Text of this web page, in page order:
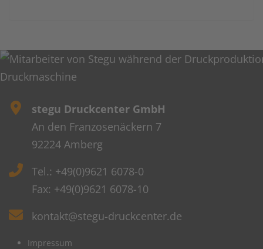
stegu Druckcenter GmbH
An den Franzosenäckern 7
92224 Amberg
Tel.: +49(0)9621 6078-0
Fax: +49(0)9621 6078-10
kontakt@stegu-druckcenter.de
Impressum